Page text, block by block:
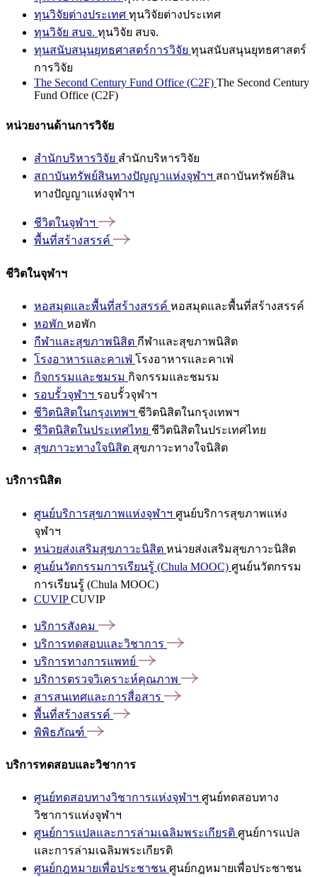
ทุนวิจัยต่างประเทศ ทุนวิจัยต่างประเทศ
ทุนวิจัย สบจ. ทุนวิจัย สบจ.
ทุนสนับสนุนยุทธศาสตร์การวิจัย ทุนสนับสนุนยุทธศาสตร์
การวิจัย
The Second Century Fund Office (C2F) The Second Century
Fund Office (C2F)
หน่วยงานด้านการวิจัย
สำนักบริหารวิจัย สำนักบริหารวิจัย
สถาบันทรัพย์สินทางปัญญาแห่งจุฬาฯ สถาบันทรัพย์สิน
ทางปัญญาแห่งจุฬาฯ
ชีวิตในจุฬาฯ
พื้นที่สร้างสรรค์
ชีวิตในจุฬาฯ
หอสมุดและพื้นที่สร้างสรรค์ หอสมุดและพื้นที่สร้างสรรค์
หอพัก หอพัก
กีฬาและสุขภาพนิสิต กีฬาและสุขภาพนิสิต
โรงอาหารและคาเฟ่ โรงอาหารและคาเฟ่
กิจกรรมและชมรม กิจกรรมและชมรม
รอบรั้วจุฬาฯ รอบรั้วจุฬาฯ
ชีวิตนิสิตในกรุงเทพฯ ชีวิตนิสิตในกรุงเทพฯ
ชีวิตนิสิตในประเทศไทย ชีวิตนิสิตในประเทศไทย
สุขภาวะทางใจนิสิต สุขภาวะทางใจนิสิต
บริการนิสิต
ศูนย์บริการสุขภาพแห่งจุฬาฯ ศูนย์บริการสุขภาพแห่ง
จุฬาฯ
หน่วยส่งเสริมสุขภาวะนิสิต หน่วยส่งเสริมสุขภาวะนิสิต
ศูนย์นวัตกรรมการเรียนรู้ (Chula MOOC) ศูนย์นวัตกรรม
การเรียนรู้ (Chula MOOC)
CUVIPCUVIP
บริการสังคม
บริการทดสอบและวิชาการ
บริการทางการแพทย์
บริการตรวจวิเคราะห์คุณภาพ
สารสนเทศและการสื่อสาร
พื้นที่สร้างสรรค์
พิพิธภัณฑ์
บริการทดสอบและวิชาการ
ศูนย์ทดสอบทางวิชาการแห่งจุฬาฯ ศูนย์ทดสอบทาง
วิชาการแห่งจุฬาฯ
ศูนย์การแปลและการล่ามเฉลิมพระเกียรติ ศูนย์การแปล
และการล่ามเฉลิมพระเกียรติ
ศูนย์กฎหมายเพื่อประชาชน ศูนย์กฎหมายเพื่อประชาชน